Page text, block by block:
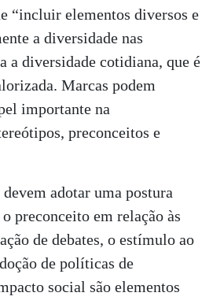
“incluir elementos diversos e
a diversidade nas
a diversidade cotidiana, que é
Marcas podem
importante na
preconceitos e
devem adotar uma postura
preconceito em relação às
de debates, o estímulo ao
de políticas de
social são elementos